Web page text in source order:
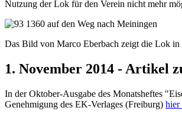
Nutzung der Lok für den Verein nicht mehr
Das Bild von Marco Eberbach zeigt die Lok
1. November 2014 - Artikel
In der Oktober-Ausgabe des Monatsheftes
Genehmigung des EK-Verlages (Freiburg) hier